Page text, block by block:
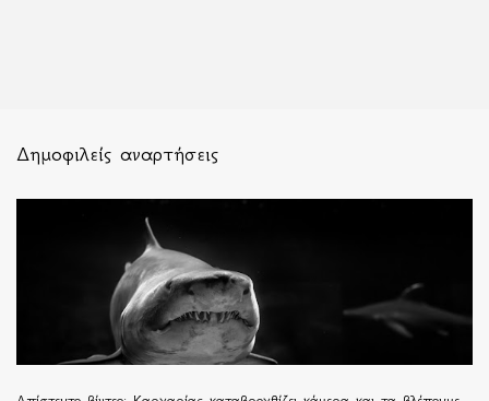
Δημοφιλείς αναρτήσεις